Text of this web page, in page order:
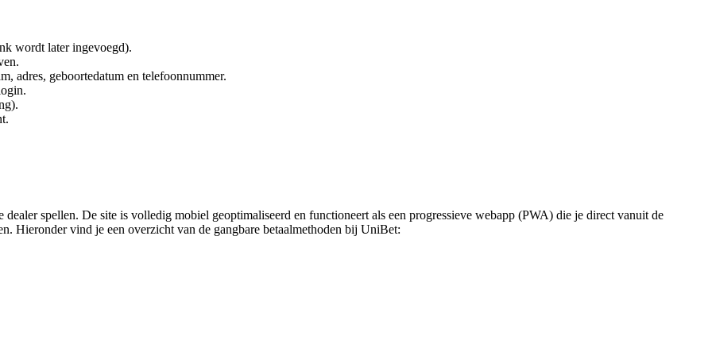
wordt later ingevoegd).
adres, geboortedatum en telefoonnummer.
spellen. De site is volledig mobiel geoptimaliseerd en functioneert als een progressieve webapp (PWA) die je direct vanuit de
Hieronder vind je een overzicht van de gangbare betaalmethoden bij UniBet: